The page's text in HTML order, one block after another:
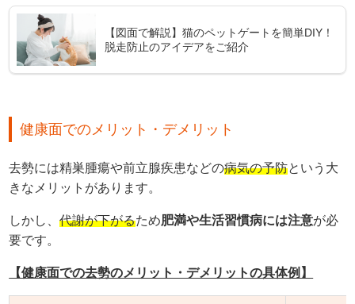
【図面で解説】猫のペットゲートを簡単DIY！
脱走防止のアイデアをご紹介
健康面でのメリット・デメリット
去勢には精巣腫瘍や前立腺疾患などの病気の予防という大
きなメリットがあります。
しかし、代謝が下がるため肥満や生活習慣病には注意が必
要です。
【健康面での去勢のメリット・デメリットの具体例】